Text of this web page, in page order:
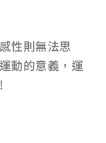
性則無法思
動的意義，運